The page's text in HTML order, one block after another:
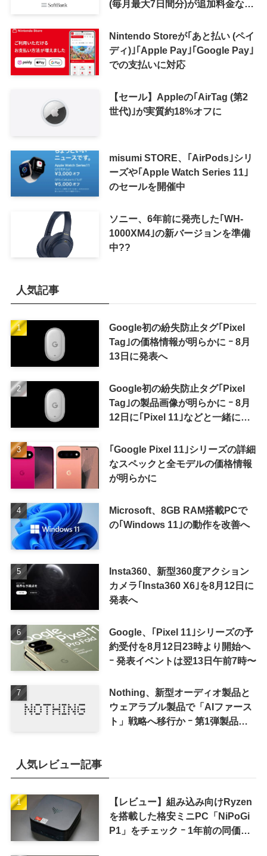
(毎月最大7日間分)が追加料金なし
Nintendo Storeが｢あと払い (ペイ
ディ)｣｢Apple Pay｣｢Google Pay｣
での支払いに対応
【セール】Appleの｢AirTag (第2
世代)｣が実質約18%オフに
misumi STORE、｢AirPods｣シリ
ーズや｢Apple Watch Series 11｣
のセールを開催中
ソニー、6年前に発売した｢WH-
1000XM4｣の新バージョンを準備
中??
人気記事
Google初の紛失防止タグ｢Pixel
Tag｣の価格情報が明らかに ｰ 8月
13日に発表へ
Google初の紛失防止タグ｢Pixel
Tag｣の製品画像が明らかに ｰ 8月
12日に｢Pixel 11｣などと一緒に発
｢Google Pixel 11｣シリーズの詳細
なスペックと全モデルの価格情報
が明らかに
Microsoft、8GB RAM搭載PCで
の｢Windows 11｣の動作を改善へ
Insta360、新型360度アクション
カメラ｢Insta360 X6｣を8月12日に
発表へ
Google、｢Pixel 11｣シリーズの予
約受付を8月12日23時より開始へ
ｰ 発表イベントは翌13日午前7時〜
Nothing、新型オーディオ製品と
ウェアラブル製品で「AIファース
ト」戦略へ移行か ｰ 第1弾製品は
人気レビュー記事
【レビュー】組み込み向けRyzen
を搭載した格安ミニPC「NiPoGi
P1」をチェック ｰ 1年前の同価格